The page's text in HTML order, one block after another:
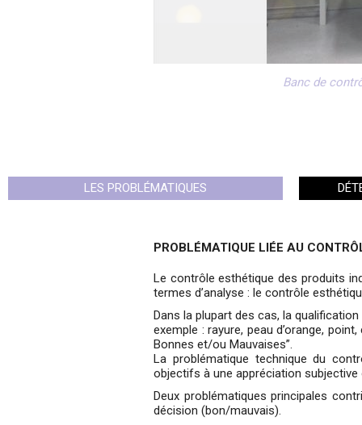
Banc de
LES PROBLÉMATIQUES
PROBLÉMATIQUE LIÉE AU
Le contrôle esthétique des produits
termes d’analyse : le contrôle
Dans la plupart des cas, la
exemple : rayure, peau d’orange,
Bonnes et/ou Mauvaises”.
La problématique technique du
objectifs à une appréciation subjective
Deux problématiques principales
décision (bon/mauvais).